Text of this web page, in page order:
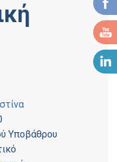
Υποβάθρου